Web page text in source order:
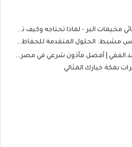
مخيمات البر - لماذا تحتاجه وكيف تختاره؟
المتقدمة للحفاظ على جودة المياه وصحة الأسرة
مأذون شرعي في مصر لتوثيق الزواج والطلاق رسميًا
بمكة خيارك المثالي